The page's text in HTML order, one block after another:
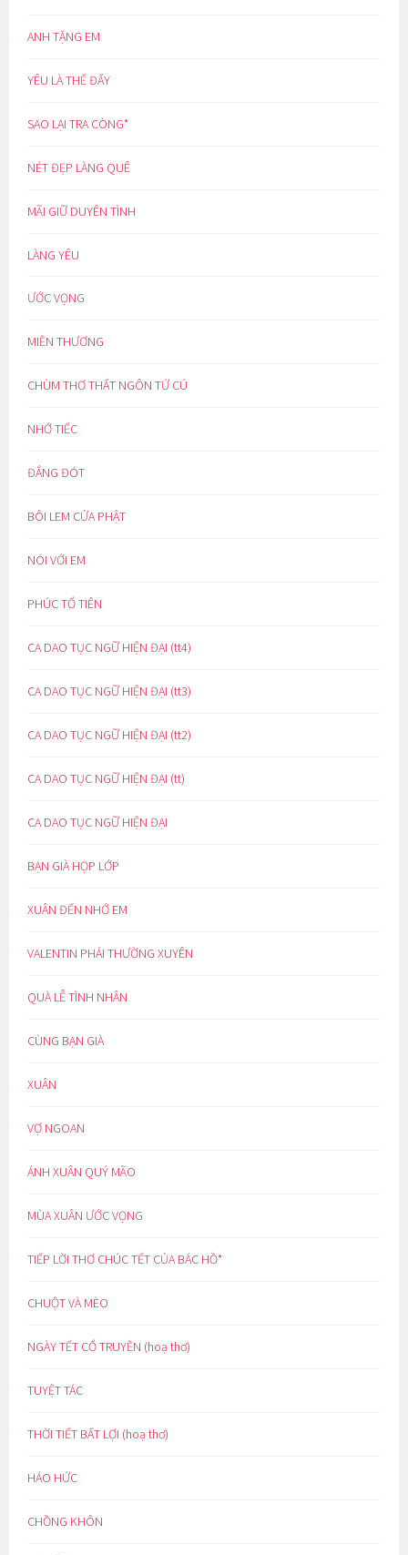
ANH TẶNG EM
YÊU LÀ THẾ ĐẤY
SAO LẠI TRA CÒNG*
NÉT ĐẸP LÀNG QUÊ
MÃI GIỮ DUYÊN TÌNH
LÀNG YÊU
ƯỚC VỌNG
MIỀN THƯƠNG
CHÙM THƠ THẤT NGÔN TỨ CÚ
NHỚ TIẾC
ĐẮNG ĐÓT
BÔI LEM CỬA PHẬT
NÓI VỚI EM
PHÚC TỔ TIÊN
CA DAO TỤC NGỮ HIỆN ĐẠI (tt4)
CA DAO TỤC NGỮ HIỆN ĐẠI (tt3)
CA DAO TỤC NGỮ HIỆN ĐẠI (tt2)
CA DAO TỤC NGỮ HIỆN ĐẠI (tt)
CA DAO TỤC NGỮ HIỆN ĐẠI
BẠN GIÀ HỌP LỚP
XUÂN ĐẾN NHỚ EM
VALENTIN PHẢI THƯỜNG XUYÊN
QUÀ LỄ TÌNH NHÂN
CÙNG BẠN GIÀ
XUÂN
VỢ NGOAN
ÁNH XUÂN QUÝ MÃO
MÙA XUÂN ƯỚC VỌNG
TIẾP LỜI THƠ CHÚC TẾT CỦA BÁC HỒ*
CHUỘT VÀ MÈO
NGÀY TẾT CỔ TRUYỀN (hoạ thơ)
TUYỆT TÁC
THỜI TIẾT BẤT LỢI (hoạ thơ)
HÁO HỨC
CHỒNG KHÔN